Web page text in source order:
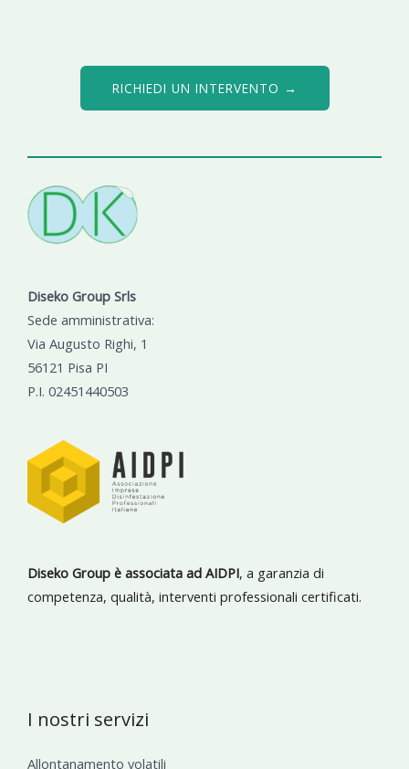
RICHIEDI UN INTERVENTO →
Diseko Group Srls
Sede amministrativa:
Via Augusto Righi, 1
56121 Pisa PI
P.I. 02451440503
Diseko Group è associata ad AIDPI, a garanzia di
competenza, qualità, interventi professionali certificati.
I nostri servizi
Allontanamento volatili